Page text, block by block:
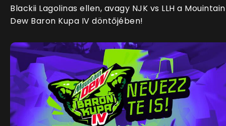
Blackii Lagolinas ellen, avagy NJK vs LLH a Mouintain
Dew Baron Kupa IV döntőjében!